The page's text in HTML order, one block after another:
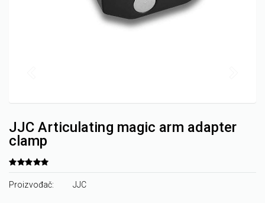
JJC Articulating magic arm adapter
clamp
Proizvođač: JJC